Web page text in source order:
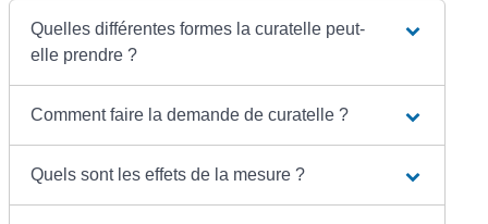
Quelles différentes formes la curatelle peut-
elle prendre ?
Comment faire la demande de curatelle ?
Quels sont les effets de la mesure ?